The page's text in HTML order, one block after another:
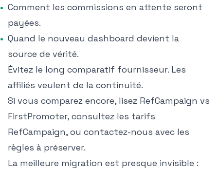
Comment les commissions en attente seront
payées.
Quand le nouveau dashboard devient la
source de vérité.
Évitez le long comparatif fournisseur. Les
affiliés veulent de la continuité.
Si vous comparez encore, lisez RefCampaign vs
FirstPromoter, consultez les tarifs
RefCampaign, ou contactez-nous avec les
règles à préserver.
La meilleure migration est presque invisible :